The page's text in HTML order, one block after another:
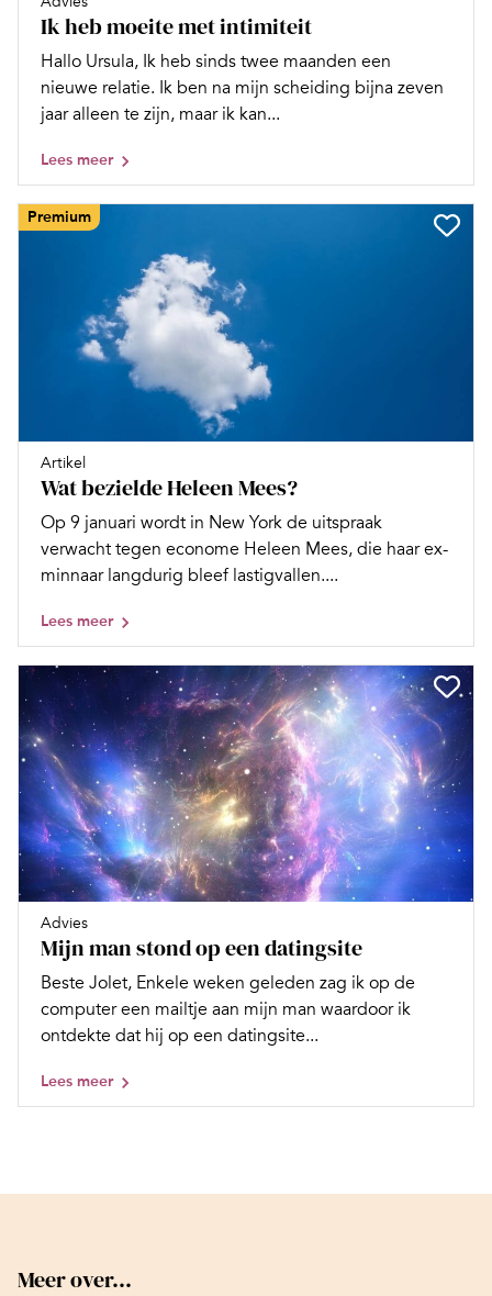
Ik heb moeite met intimiteit
Hallo Ursula, Ik heb sinds twee maanden een
nieuwe relatie. Ik ben na mijn scheiding bijna zeven
jaar alleen te zijn, maar ik kan...
Lees meer
Premium
Artikel
Wat bezielde Heleen Mees?
Op 9 januari wordt in New York de uitspraak
verwacht tegen econome Heleen Mees, die haar ex-
minnaar langdurig bleef lastigvallen....
Lees meer
Advies
Mijn man stond op een datingsite
Beste Jolet, Enkele weken geleden zag ik op de
computer een mailtje aan mijn man waardoor ik
ontdekte dat hij op een datingsite...
Lees meer
Meer over...